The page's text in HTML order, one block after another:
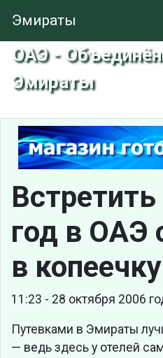
Эмираты
ОАЭ -
Эмираты
год в ОАЭ
в копеечку
11:23 - 28 октября 2006
Путевками в Эмираты
— ведь здесь у отелей